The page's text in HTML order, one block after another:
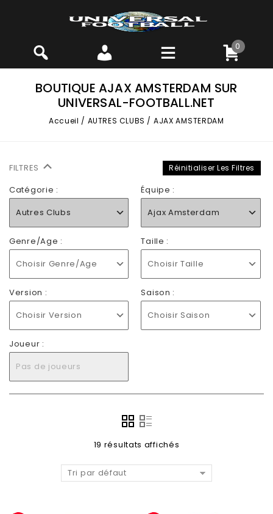
0
BOUTIQUE AJAX AMSTERDAM SUR
UNIVERSAL-FOOTBALL.NET
Accueil / AUTRES CLUBS / AJAX AMSTERDAM
FILTRES Réinitialiser Les Filtres
Catégorie :
Autres Clubs
Équipe :
Ajax Amsterdam
Genre/Age :
Choisir Genre/Age
Taille :
Choisir Taille
Version :
Choisir Version
Saison :
Choisir Saison
Joueur :
Pas de joueurs
19 résultats affichés
Tri par défaut